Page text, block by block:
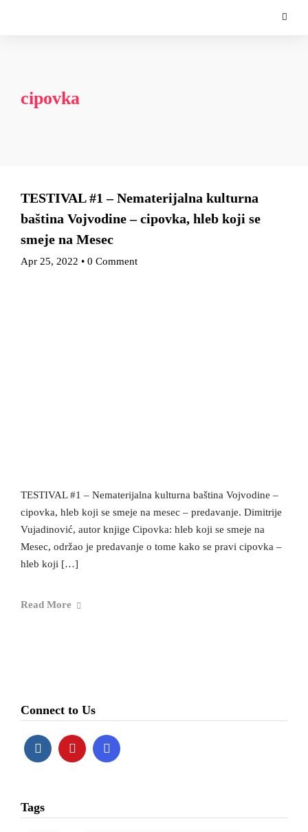
cipovka
TESTIVAL #1 – Nematerijalna kulturna
baština Vojvodine – cipovka, hleb koji se
smeje na Mesec
Apr 25, 2022 • 0 Comment
TESTIVAL #1 – Nematerijalna kulturna baština Vojvodine –
cipovka, hleb koji se smeje na mesec – predavanje. Dimitrije
Vujadinović, autor knjige Cipovka: hleb koji se smeje na
Mesec, održao je predavanje o tome kako se pravi cipovka –
hleb koji […]
Read More
Connect to Us
Tags